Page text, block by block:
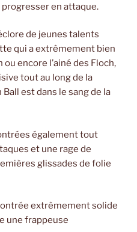
progresser en attaque.
de jeunes talents
qui a extrêmement bien
encore l’ainé des Floch,
tout au long de la
est dans le sang de la
également tout
et une rage de
glissades de folie
extrêmement solide
une frappeuse